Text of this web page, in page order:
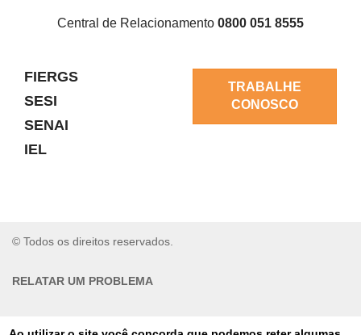
Central de Relacionamento 0800 051 8555
FIERGS
SESI
SENAI
IEL
TRABALHE
CONOSCO
© Todos os direitos reservados.
RELATAR UM PROBLEMA